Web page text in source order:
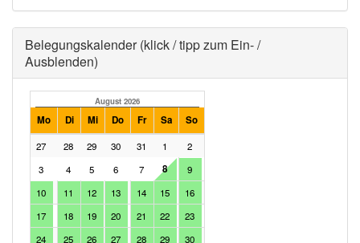
Ausblenden
Belegungskalender (klick / tipp zum Ein- /
Ausblenden)
August 2026
Mo Di Mi Do Fr Sa So
27 28 29 30 31 1
2
3
4 5 6 7 8
9
10
11 12 13 14 15
16
17
18 19 20 21 22
23
24
25 26 27 28 29 30